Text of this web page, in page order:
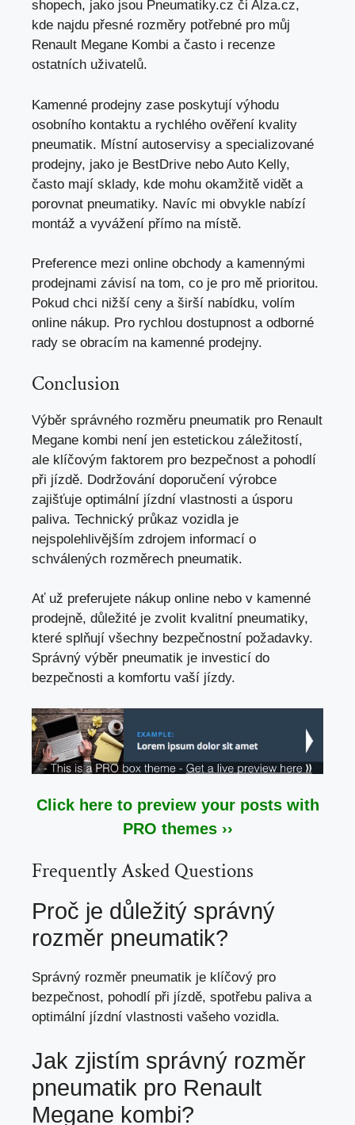
shopech, jako jsou Pneumatiky.cz či Alza.cz,
kde najdu přesné rozměry potřebné pro můj
Renault Megane Kombi a často i recenze
ostatních uživatelů.
Kamenné prodejny zase poskytují výhodu
osobního kontaktu a rychlého ověření kvality
pneumatik. Místní autoservisy a specializované
prodejny, jako je BestDrive nebo Auto Kelly,
často mají sklady, kde mohu okamžitě vidět a
porovnat pneumatiky. Navíc mi obvykle nabízí
montáž a vyvážení přímo na místě.
Preference mezi online obchody a kamennými
prodejnami závisí na tom, co je pro mě prioritou.
Pokud chci nižší ceny a širší nabídku, volím
online nákup. Pro rychlou dostupnost a odborné
rady se obracím na kamenné prodejny.
Conclusion
Výběr správného rozměru pneumatik pro Renault
Megane kombi není jen estetickou záležitostí,
ale klíčovým faktorem pro bezpečnost a pohodlí
při jízdě. Dodržování doporučení výrobce
zajišťuje optimální jízdní vlastnosti a úsporu
paliva. Technický průkaz vozidla je
nejspolehlivějším zdrojem informací o
schválených rozměrech pneumatik.
Ať už preferujete nákup online nebo v kamenné
prodejně, důležité je zvolit kvalitní pneumatiky,
které splňují všechny bezpečnostní požadavky.
Správný výběr pneumatik je investicí do
bezpečnosti a komfortu vaší jízdy.
Click here to preview your posts with
PRO themes ››
Frequently Asked Questions
Proč je důležitý správný
rozměr pneumatik?
Správný rozměr pneumatik je klíčový pro
bezpečnost, pohodlí při jízdě, spotřebu paliva a
optimální jízdní vlastnosti vašeho vozidla.
Jak zjistím správný rozměr
pneumatik pro Renault
Megane kombi?